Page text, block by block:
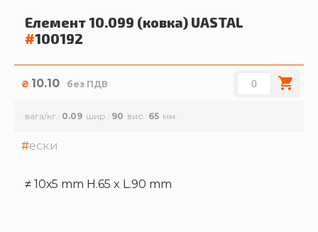
Елемент 10.099 (ковка) UASTAL
#100192
₴ 10.10 без ПДВ
вага/кг. 0.09 шир. 90 вис. 65
ески
≠ 10х5 mm H.65 x L.90 mm